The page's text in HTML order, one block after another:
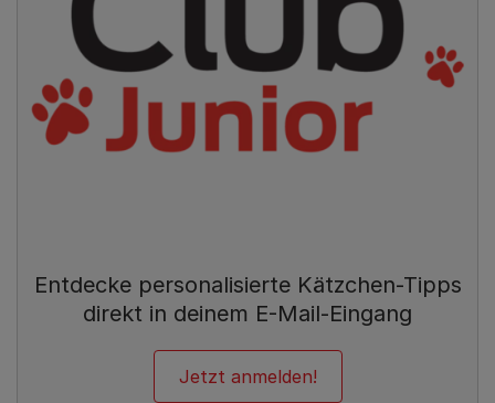
Entdecke personalisierte Kätzchen-Tipps
direkt in deinem E-Mail-Eingang
Jetzt anmelden!